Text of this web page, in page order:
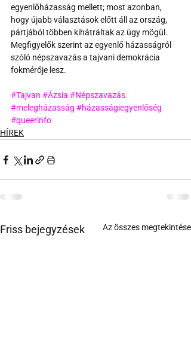
egyenlőházasság mellett; most azonban,
hogy újabb választások előtt áll az ország,
pártjából többen kihátráltak az ügy mögül.
Megfigyelők szerint az egyenlő házasságról
szóló népszavazás a tajvani demokrácia
fokmérője lesz.
#Tajvan #Ázsia #Népszavazás
#melegházasság #házasságiegyenlőség
#queerinfo
HÍREK
Friss bejegyzések Az összes megtekintése